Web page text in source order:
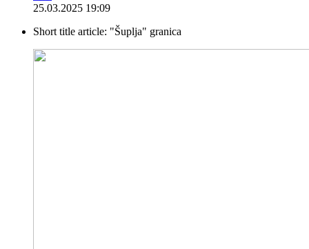
25.03.2025 19:09
Short title article: "Šuplja" granica